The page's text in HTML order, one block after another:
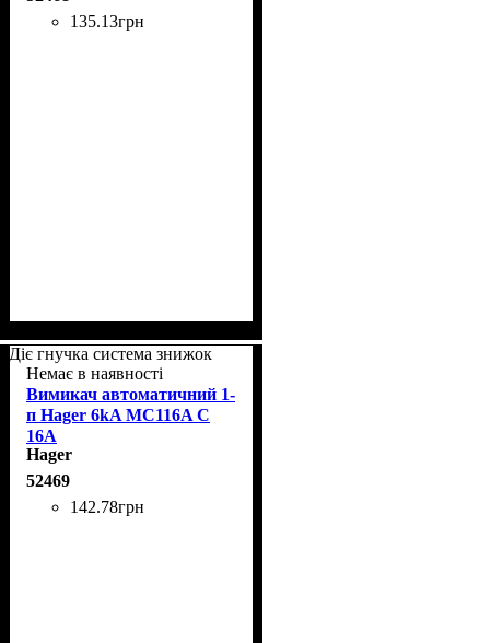
135.13грн
Діє гнучка система знижок
Немає в наявності
Вимикач автоматичний 1-
п Hager 6kA MC116A C
16A
Hager
52469
142.78грн